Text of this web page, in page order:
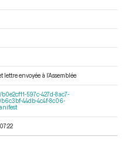
lettre envoyée à l’Assemblée
b0e2cf11-597c-427d-8ac7-
44db-4c4f-8c06-